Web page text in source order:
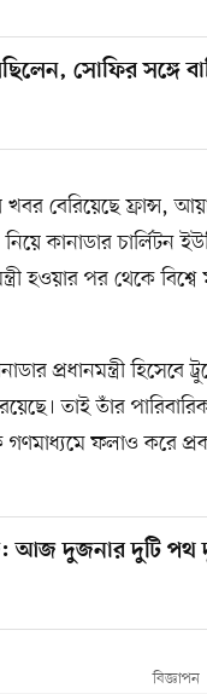
সোফির সঙ্গে
বেরিয়েছে ফ্রান্স,
কানাডার চার্লিটন
হওয়ার পর থেকে
প্রধানমন্ত্রী
তাই তাঁর
গণমাধ্যমে ফলাও করে
আজ দুজনার দুটি পথ